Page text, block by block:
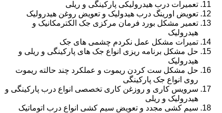
تعمیرات درب هیدرولیکی پارکینگی و ریلی
تعویض اورینگ درب هیدولیک و تعویض روغن هیدرولیک
تعمیر مشکل بورد فرمان مرکزی جک الکترمکانیک و
هیدرولیک
تمیرات مشکل عمل نکردم چشمی های جک
حل مشکل برنامه ریزی انواع جک های پارکینگی و ریلی و
هیدرولیک
حل مشکل ست کردن ریموت و عملکرد چند حالته ریموت
روی انواع جک پارکینگی
سرویس کاری و روزغن کاری تخصصی انواع درب پارکینگی و
هیدرولیک و ریلی
سیم کشی مجدد و تعویض سیم کشی انواع درب اتوماتیک